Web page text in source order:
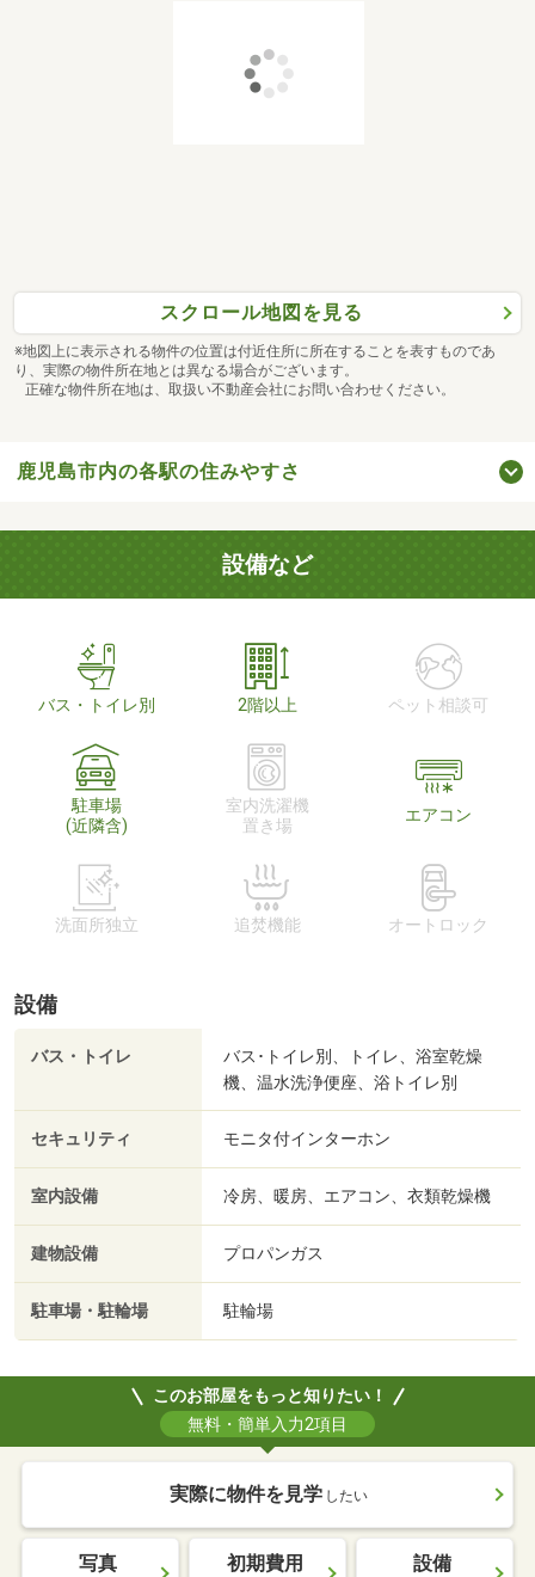
スクロール地図を見る
※地図上に表示される物件の位置は付近住所に所在することを表すものであ
り、実際の物件所在地とは異なる場合がございます。
正確な物件所在地は、取扱い不動産会社にお問い合わせください。
鹿児島市内の各駅の住みやすさ
設備など
バス・トイレ別 2階以上 ペット相談可
駐車場
(近隣含)
室内洗濯機
置き場
エアコン
洗面所独立 追焚機能 オートロック
設備
バス・トイレ
バス･トイレ別、トイレ、浴室乾燥
機、温水洗浄便座、浴トイレ別
セキュリティ モニタ付インターホン
室内設備 冷房、暖房、エアコン、衣類乾燥機
建物設備 プロパンガス
駐車場・駐輪場 駐輪場
このお部屋をもっと知りたい！
無料・簡単入力2項目
実際に物件を見学 したい
写真 初期費用 設備